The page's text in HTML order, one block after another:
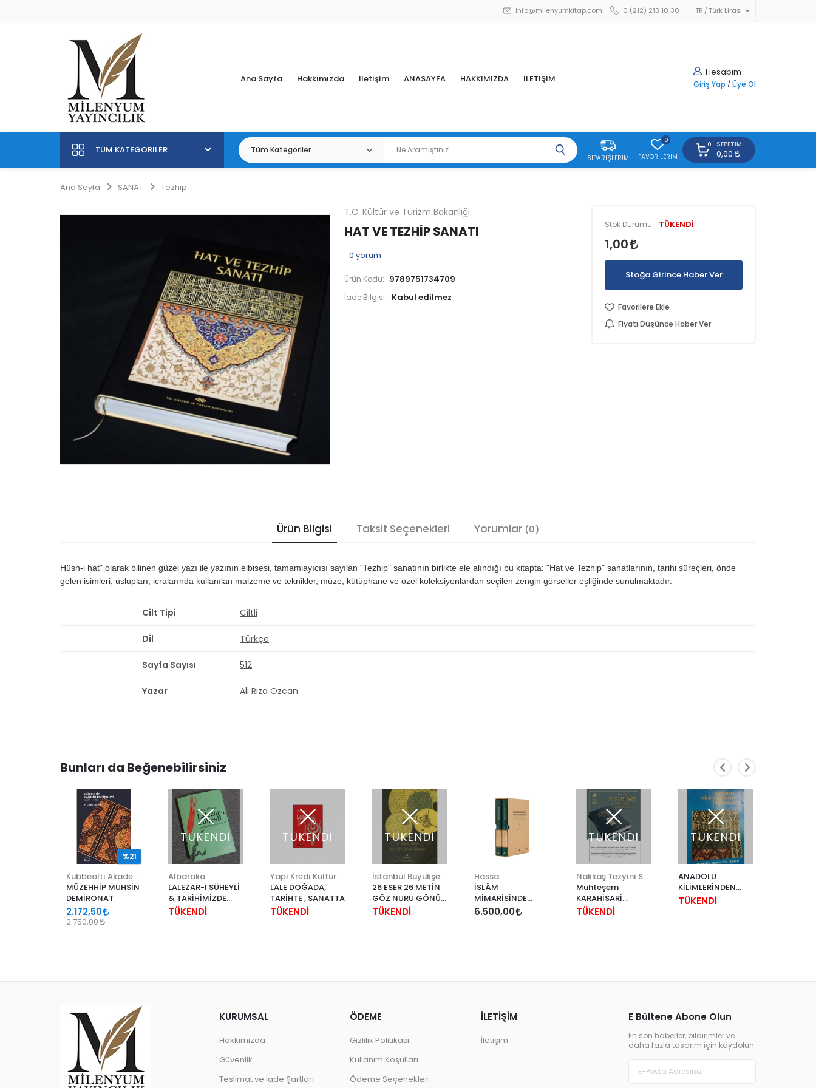
TR Türk Lirası
info@milenyumkitap.com 0 (212) 213 10 30
Hesabım
Giriş Yap / Üye Ol
Ana Sayfa Hakkımızda İletişim ANASAYFA HAKKIMIZDA İLETİŞİM
TÜM KATEGORILER
SIPARIŞLERIM
0
FAVORILERIM
0 SEPETIM
0,00
Ana Sayfa SANAT Tezhip
T.C. Kültür ve Turizm Bakanlığı
HAT VE TEZHİP SANATI
0 yorum
Ürün Kodu: 9789751734709
İade Bilgisi:
Stok Durumu: TÜKENDİ
1,00
Stoğa Girince Haber Ver
Favorilere Ekle
Fiyatı Düşünce Haber Ver
Ürün Bilgisi Taksit Seçenekleri Yorumlar (0)
Hüsn-i hat" olarak bilinen güzel yazı ile yazının elbisesi, tamamlayıcısı sayılan "Tezhip" sanatının birlikte ele alındığı bu kitapta: "Hat ve Tezhip" sanatlarının, tarihi süreçleri, önde
gelen isimleri, üslupları, icralarında kullanılan malzeme ve teknikler, müze, kütüphane ve özel koleksiyonlardan seçilen zengin görseller eşliğinde sunulmaktadır.
Cilt Tipi Ciltli
Dil Türkçe
Sayfa Sayısı 512
Yazar Ali Rıza Özcan
Bunları da Beğenebilirsiniz
MÜZEHHİP MUHSİN
DEMİRONAT
2.172,50
2.750,00
%21
TÜKENDİ
Albaraka
LALEZAR-I SÜHEYLİ
& TARİHİMİZDE
LALE MERAKI
TÜKENDİ
TÜKENDİ
LALE DOĞADA,
TARİHTE , SANATTA
TÜKENDİ
TÜKENDİ
26 ESER 26 METİN
GÖZ NURU GÖNÜL
AYDINLIĞI
TÜKENDİ
Hassa
İSLÂM
MİMARİSİNDE
HENDESÎ DESENLER
6.500,00
TÜKENDİ
Muhteşem
KARAHİSARİ
KUR'AN-I KERİM'İ
TÜKENDİ
TÜKENDİ
ANADOLU
KİLİMLERİNDEN
ÖRNEKLER
TÜKENDİ
E Bültene Abone Olun
En son haberler, bildirimler ve
daha fazla tasarım için kaydolun
KURUMSAL
Hakkımızda
Güvenlik
Teslimat ve İade Şartları
ÖDEME
Gizlilik Politikası
Kullanım Koşulları
Ödeme Seçenekleri
İLETİŞİM
İletişim